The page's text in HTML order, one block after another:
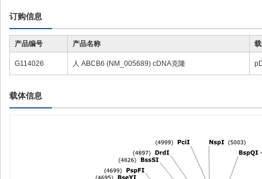
订购信息
产品编号 产品名称
G114026 人 ABCB6 (NM_005689) cDNA克隆
载体信息